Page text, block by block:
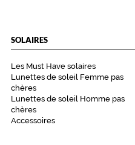
SOLAIRES
Les Must Have solaires
Lunettes de soleil Femme pas
chères
Lunettes de soleil Homme pas
chères
Accessoires